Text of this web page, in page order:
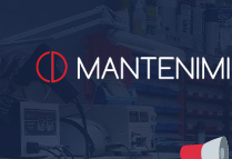
contenido